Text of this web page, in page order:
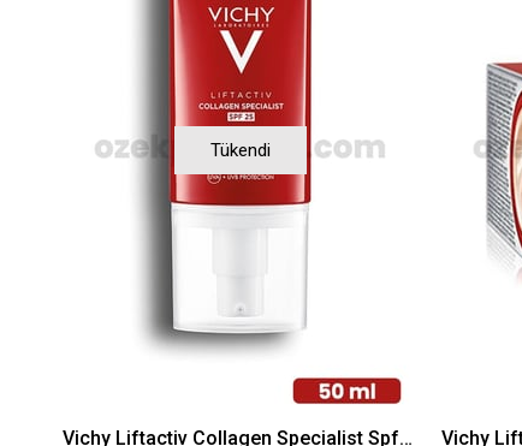
Tükendi
Vichy Liftactiv Collagen Specialist Spf25 50 ml